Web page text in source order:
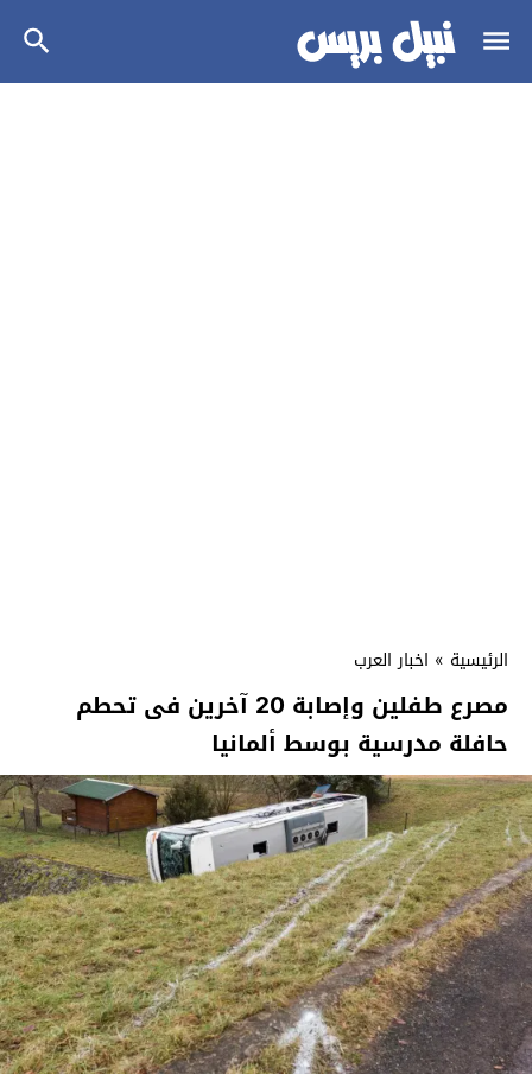
الرئيسية » اخبار العرب
مصرع طفلين وإصابة 20 آخرين فى تحطم
حافلة مدرسية بوسط ألمانيا